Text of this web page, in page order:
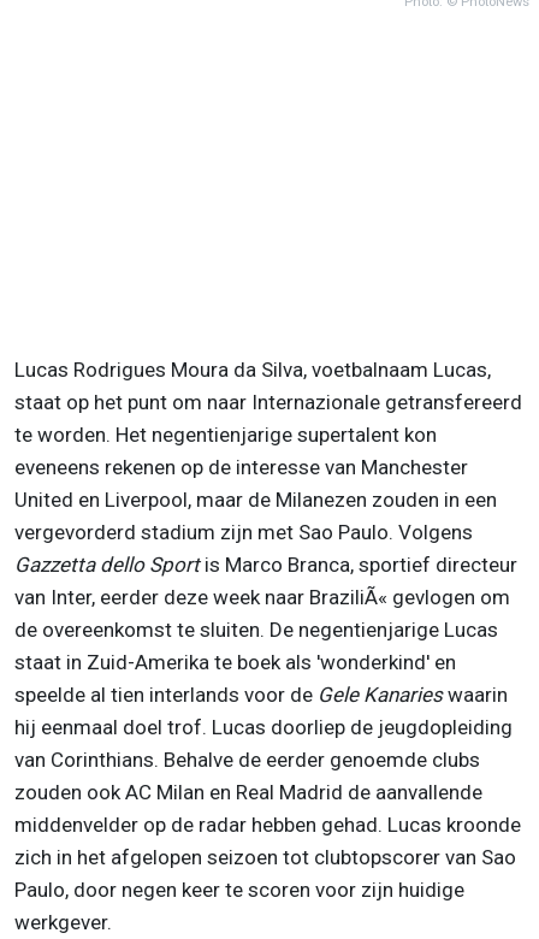
Lucas Rodrigues Moura da Silva, voetbalnaam Lucas,
staat op het punt om naar Internazionale getransfereerd
te worden. Het negentienjarige supertalent kon
eveneens rekenen op de interesse van Manchester
United en Liverpool, maar de Milanezen zouden in een
vergevorderd stadium zijn met Sao Paulo. Volgens
Gazzetta dello Sportis Marco Branca, sportief directeur
van Inter, eerder deze week naar BraziliÃ« gevlogen om
de overeenkomst te sluiten. De negentienjarige Lucas
staat in Zuid-Amerika te boek als 'wonderkind' en
speelde al tien interlands voor de Gele Kanarieswaarin
hij eenmaal doel trof. Lucas doorliep de jeugdopleiding
van Corinthians. Behalve de eerder genoemde clubs
zouden ook AC Milan en Real Madrid de aanvallende
middenvelder op de radar hebben gehad. Lucas kroonde
zich in het afgelopen seizoen tot clubtopscorer van Sao
Paulo, door negen keer te scoren voor zijn huidige
werkgever.